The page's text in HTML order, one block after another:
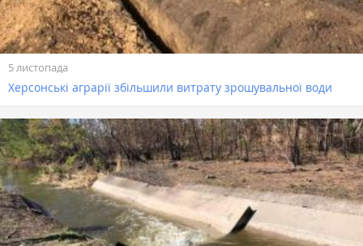
5 листопада
Херсонські аграрії збільшили витрату зрошувальної води